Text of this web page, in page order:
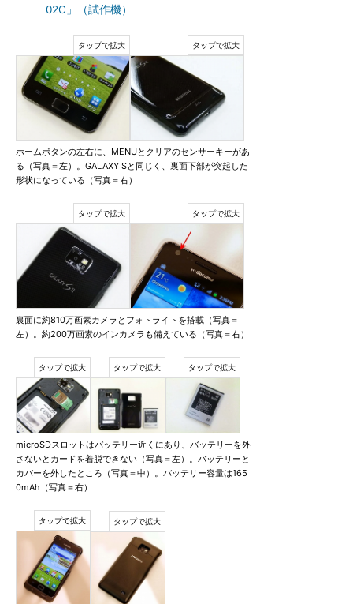
02C」（試作機）
ホームボタンの左右に、MENUとクリアのセンサーキーがあ
る（写真＝左）。GALAXY Sと同じく、裏面下部が突起した
形状になっている（写真＝右）
裏面に約810万画素カメラとフォトライトを搭載（写真＝
左）。約200万画素のインカメラも備えている（写真＝右）
microSDスロットはバッテリー近くにあり、バッテリーを外
さないとカードを着脱できない（写真＝左）。バッテリーと
カバーを外したところ（写真＝中）。バッテリー容量は165
0mAh（写真＝右）